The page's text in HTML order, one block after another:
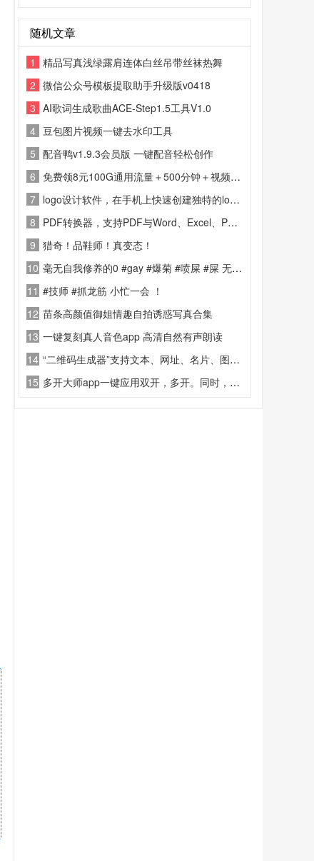
随机文章
1
精品写真浅绿露肩连体白丝吊带丝袜热舞
2 微信公众号模板提取助手升级版v0418
3 AI歌词生成歌曲ACE-Step1.5工具V1.0
4 豆包图片视频一键去水印工具
5 配音鸭v1.9.3会员版 一键配音轻松创作
6 免费领8元100G通用流量＋500分钟＋视频会员
7 logo设计软件，在手机上快速创建独特的logo。
8 PDF转换器，支持PDF与Word、Excel、PPT、图片等多种格式互转，操作简单一键转换，保留原文档排版与清晰度。
9 猎奇！品鞋师！真变态！
10 毫无自我修养的0 #gay #爆菊 #喷屎 #屎 无不良引导
11 #技师 #抓龙筋 小忙一会 ！
12 苗条高颜值御姐情趣自拍诱惑写真合集
13 一键复刻真人音色app 高清自然有声朗读
14 “二维码生成器”支持文本、网址、名片、图片等多格式内容一键转为二维码
15 多开大师app一键应用双开，多开。同时，多开空间还支持各类主流游戏